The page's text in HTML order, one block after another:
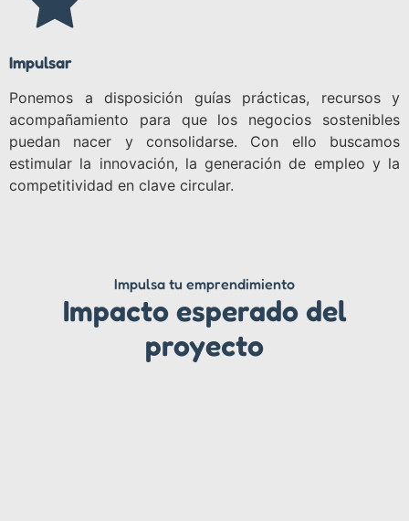
Impulsar
Ponemos a disposición guías prácticas, recursos y
acompañamiento para que los negocios sostenibles
puedan nacer y consolidarse. Con ello buscamos
estimular la innovación, la generación de empleo y la
competitividad en clave circular.
Impulsa tu emprendimiento
Impacto esperado del
proyecto